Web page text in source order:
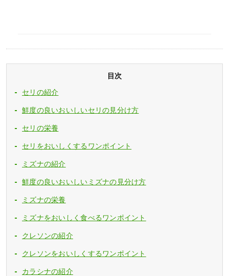
目次
セリの紹介
鮮度の良いおいしいセリの見分け方
セリの栄養
セリをおいしくするワンポイント
ミズナの紹介
鮮度の良いおいしいミズナの見分け方
ミズナの栄養
ミズナをおいしく食べるワンポイント
クレソンの紹介
クレソンをおいしくするワンポイント
カラシナの紹介